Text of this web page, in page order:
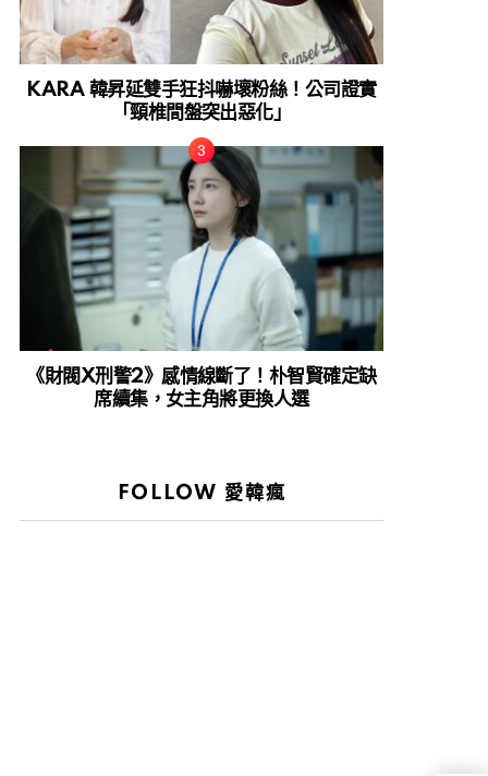
KARA 韓昇延雙手狂抖嚇壞粉絲！公司證實
「頸椎間盤突出惡化」
《財閥X刑警2》感情線斷了！朴智賢確定缺
席續集，女主角將更換人選
FOLLOW 愛韓瘋